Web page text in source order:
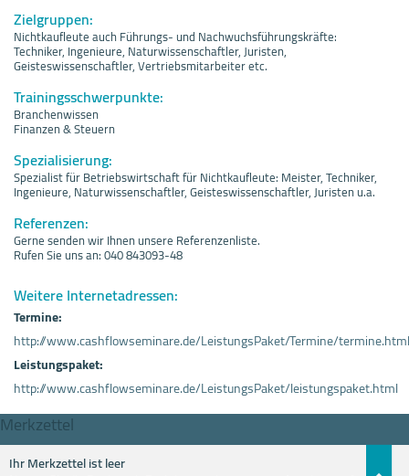
Zielgruppen:
Nichtkaufleute auch Führungs- und Nachwuchsführungskräfte:
Techniker, Ingenieure, Naturwissenschaftler, Juristen,
Geisteswissenschaftler, Vertriebsmitarbeiter etc.
Trainingsschwerpunkte:
Branchenwissen
Finanzen & Steuern
Spezialisierung:
Spezialist für Betriebswirtschaft für Nichtkaufleute: Meister, Techniker,
Ingenieure, Naturwissenschaftler, Geisteswissenschaftler, Juristen u.a.
Referenzen:
Gerne senden wir Ihnen unsere Referenzenliste.
Rufen Sie uns an: 040 843093-48
Weitere Internetadressen:
Termine:
http://www.cashflowseminare.de/LeistungsPaket/Termine/termine.html
Leistungspaket:
http://www.cashflowseminare.de/LeistungsPaket/leistungspaket.html
Merkzettel
Ihr Merkzettel ist leer